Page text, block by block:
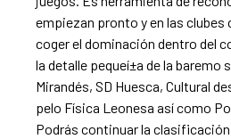
empiezan pronto y en las clubes
coger el dominación dentro del
la detalle pequeí±a de la baremo
Mirandés, SD Huesca, Cultural
pelo Fí­sica Leonesa así­ como
Podrás continuar la